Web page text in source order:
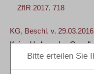
ZfIR 2017, 718
KG, Beschl. v.
Keine Vorlage des
Grundbuchberichtigung
Gesellschafters bei
und (nachgewiesene)